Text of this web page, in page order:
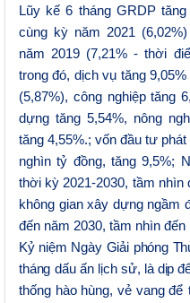
Lũy kế 6 tháng GRDP
cùng kỳ năm 2021
năm 2019 (7,21% - thời
trong đó, dịch vụ tăng
(5,87%), công nghiệp tăng
dựng tăng 5,54%, nông
tăng 4,55%.; vốn đầu tư phát
nghìn tỷ đồng, tăng 9,5%;
thời kỳ 2021-2030, tầm nhìn
không gian xây dựng ngầm
đến năm 2030, tầm nhìn đến
Kỷ niệm Ngày Giải phóng
tháng dấu ấn lịch sử, là dịp
thống hào hùng,vẻ vang để